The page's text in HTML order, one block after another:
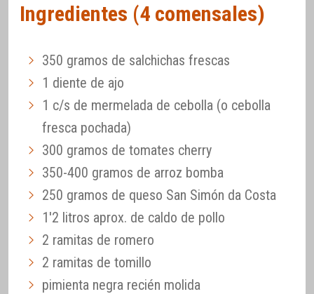
Ingredientes (4 comensales)
350 gramos de salchichas frescas
1 diente de ajo
1 c/s de mermelada de cebolla (o cebolla
fresca pochada)
300 gramos de tomates cherry
350-400 gramos de arroz bomba
250 gramos de queso San Simón da Costa
1'2 litros aprox. de caldo de pollo
2 ramitas de romero
2 ramitas de tomillo
pimienta negra recién molida